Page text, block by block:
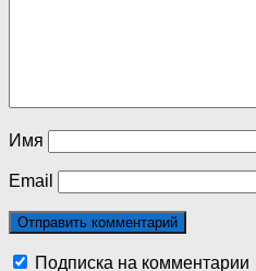
Имя
Email
Подписка на комментарии